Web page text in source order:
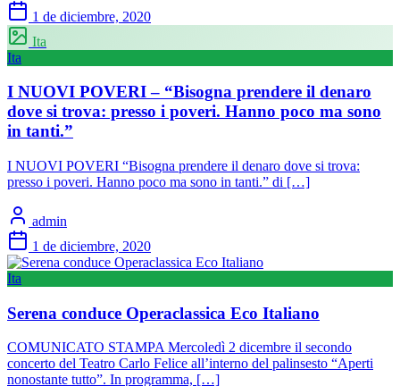
1 de diciembre, 2020
Ita
Ita
I NUOVI POVERI – “Bisogna prendere il denaro
dove si trova: presso i poveri. Hanno poco ma sono
in tanti.”
I NUOVI POVERI “Bisogna prendere il denaro dove si trova:
presso i poveri. Hanno poco ma sono in tanti.” di […]
admin
1 de diciembre, 2020
Ita
Serena conduce Operaclassica Eco Italiano
COMUNICATO STAMPA Mercoledì 2 dicembre il secondo
concerto del Teatro Carlo Felice all’interno del palinsesto “Aperti
nonostante tutto”. In programma, […]